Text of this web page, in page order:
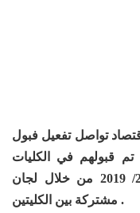
تواصل تفعيل فبول
قبولهم في الكليات
والجامعات الاهلية يوم الثلاثاء , 26/11/ 2019 من خلال لجان
مشتركة بين الكليتين .